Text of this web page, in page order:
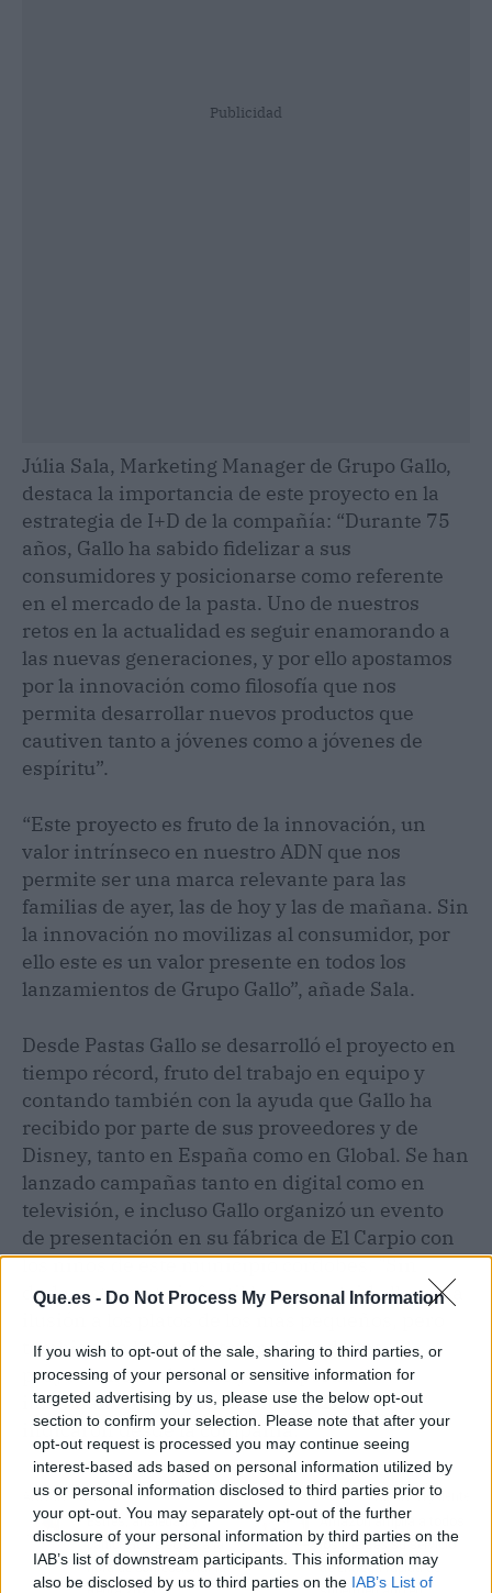
Que.es - Do Not Process My Personal Information
If you wish to opt-out of the sale, sharing to third parties, or
processing of your personal or sensitive information for
targeted advertising by us, please use the below opt-out
section to confirm your selection. Please note that after your
opt-out request is processed you may continue seeing
interest-based ads based on personal information utilized by
us or personal information disclosed to third parties prior to
your opt-out. You may separately opt-out of the further
disclosure of your personal information by third parties on the
IAB’s list of downstream participants. This information may
also be disclosed by us to third parties on the IAB’s List of
Publicidad
Júlia Sala, Marketing Manager de Grupo Gallo,
destaca la importancia de este proyecto en la
estrategia de I+D de la compañía: “Durante 75
años, Gallo ha sabido fidelizar a sus
consumidores y posicionarse como referente
en el mercado de la pasta. Uno de nuestros
retos en la actualidad es seguir enamorando a
las nuevas generaciones, y por ello apostamos
por la innovación como filosofía que nos
permita desarrollar nuevos productos que
cautiven tanto a jóvenes como a jóvenes de
espíritu”.
“Este proyecto es fruto de la innovación, un
valor intrínseco en nuestro ADN que nos
permite ser una marca relevante para las
familias de ayer, las de hoy y las de mañana. Sin
la innovación no movilizas al consumidor, por
ello este es un valor presente en todos los
lanzamientos de Grupo Gallo”, añade Sala.
Desde Pastas Gallo se desarrolló el proyecto en
tiempo récord, fruto del trabajo en equipo y
contando también con la ayuda que Gallo ha
recibido por parte de sus proveedores y de
Disney, tanto en España como en Global. Se han
lanzado campañas tanto en digital como en
televisión, e incluso Gallo organizó un evento
de presentación en su fábrica de El Carpio con
los niños de este municipio cordobés. "Sin
duda, esta pasta infantil ha conseguido llevar la
también ha logrado atraer a los adultos. El
proyecto no se detiene y se esperan
ilusionantes novedades en este 2024",
indicaron desde la compañía.
Artículo anterior
Estrés, ansiedad y
pánico: los efectos a la
hora de confeccionar la
Artículo siguiente
Amazon amplía a todos
los clientes su servicio
de entrega rápida de